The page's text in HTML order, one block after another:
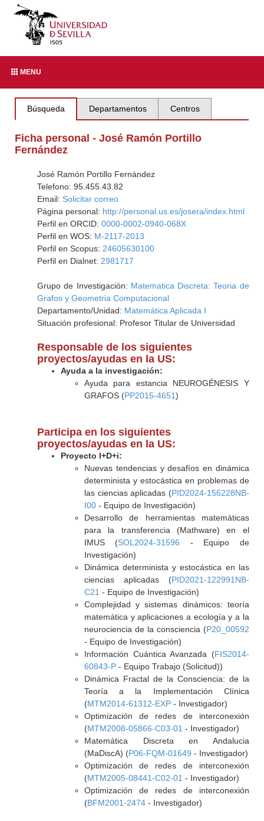
MENU
Búsqueda Departamentos Centros
Ficha personal - José Ramón Portillo
Fernández
José Ramón Portillo Fernández
Telefono: 95.455.43.82
Email: Solicitar correo
Página personal: http://personal.us.es/josera/index.html
Perfil en ORCID: 0000-0002-0940-068X
Perfil en WOS: M-2117-2013
Perfil en Scopus: 24605630100
Perfil en Dialnet: 2981717
Grupo de Investigación: Matematica Discreta: Teoria de
Grafos y Geometria Computacional
Departamento/Unidad: Matemática Aplicada I
Situación profesional: Profesor Titular de Universidad
Responsable de los siguientes
proyectos/ayudas en la US:
Ayuda a la investigación:
Ayuda para estancia NEUROGÉNESIS Y
GRAFOS (PP2015-4651)
Participa en los siguientes
proyectos/ayudas en la US:
Proyecto I+D+i:
Nuevas tendencias y desafíos en dinámica
determinista y estocástica en problemas de
las ciencias aplicadas (PID2024-156228NB-
I00- Equipo de Investigación)
Desarrollo de herramientas matemáticas
para la transferencia (Mathware) en el
IMUS (SOL2024-31596 - Equipo de
Investigación)
Dinámica determinista y estocástica en las
ciencias aplicadas (PID2021-122991NB-
C21 - Equipo de Investigación)
Complejidad y sistemas dinámicos: teoría
matemática y aplicaciones a ecología y a la
neurociencia de la consciencia (P20_00592
- Equipo de Investigación)
Información Cuántica Avanzada (FIS2014-
60843-P- Equipo Trabajo (Solicitud))
Dinámica Fractal de la Consciencia: de la
Teoría a la Implementación Clínica
(MTM2014-61312-EXP- Investigador)
Optimización de redes de interconexión
(MTM2008-05866-C03-01 - Investigador)
Matemática Discreta en Andalucia
(MaDiscA) (P06-FQM-01649 - Investigador)
Optimización de redes de interconexión
(MTM2005-08441-C02-01 - Investigador)
Optimización de redes de interconexión
(BFM2001-2474- Investigador)